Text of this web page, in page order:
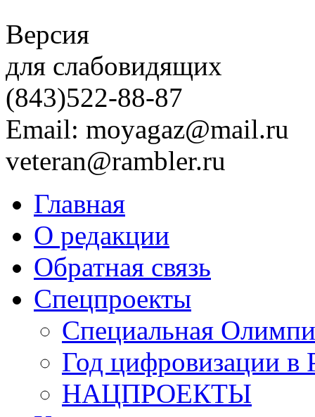
Версия
для слабовидящих
(843)522-88-87
Email: moyagaz@mail.ru
veteran@rambler.ru
Главная
О редакции
Обратная связь
Спецпроекты
Специальная
Год цифровизации в
НАЦПРОЕКТЫ